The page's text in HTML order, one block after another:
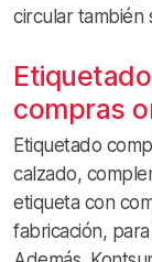
circular también
compras
Etiquetado
calzado,
etiqueta con
fabricación,